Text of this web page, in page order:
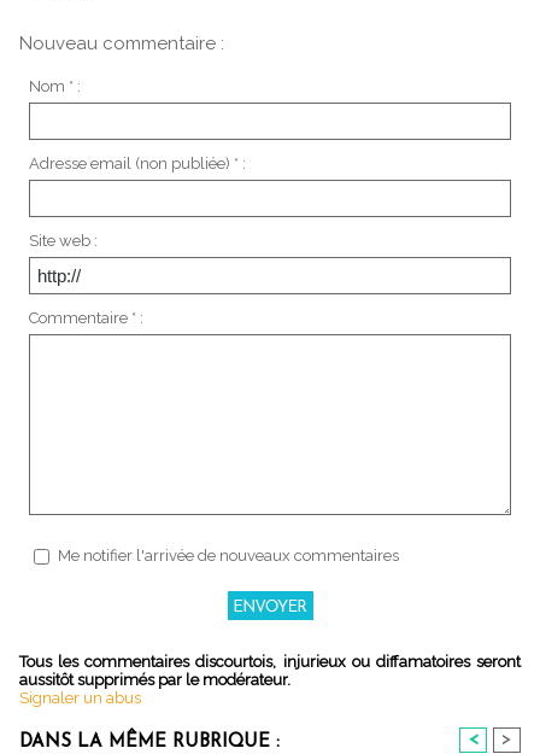
Nouveau commentaire :
Nom * :
Adresse email (non publiée) * :
Site web :
Commentaire * :
Me notifier l'arrivée de nouveaux commentaires
Tous les commentaires discourtois, injurieux ou diffamatoires seront
aussitôt supprimés par le modérateur.
Signaler un abus
DANS LA MÊME RUBRIQUE : < >